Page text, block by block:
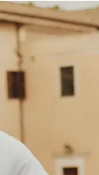
Dziedzictwo